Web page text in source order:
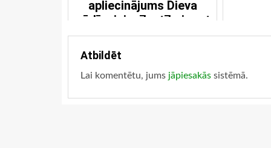
apliecinājums Dieva
gādīgajai mīlestībai pret
mums
Atbildēt
Lai komentētu, jums jāpiesakās sistēmā.